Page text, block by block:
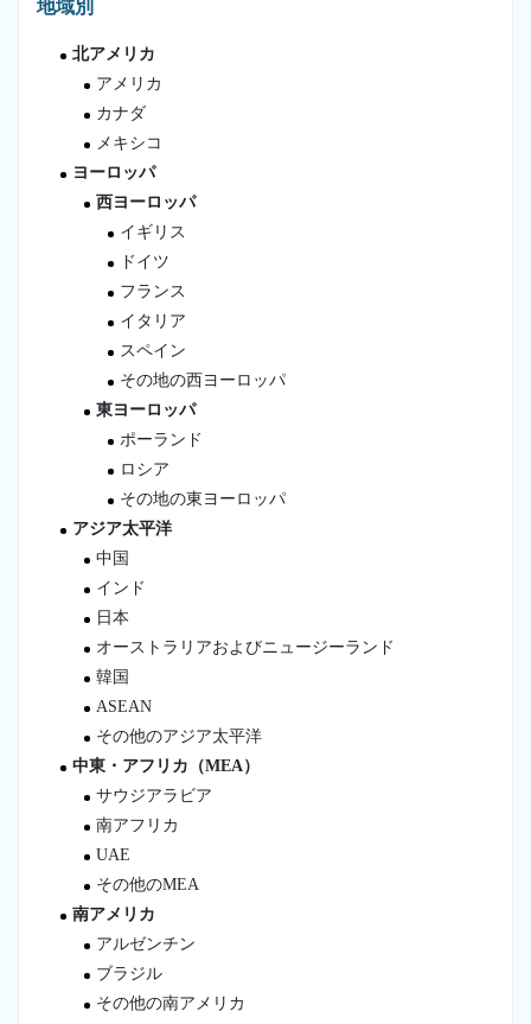
地域別
北アメリカ
アメリカ
カナダ
メキシコ
ヨーロッパ
西ヨーロッパ
イギリス
ドイツ
フランス
イタリア
スペイン
その地の西ヨーロッパ
東ヨーロッパ
ポーランド
ロシア
その地の東ヨーロッパ
アジア太平洋
中国
インド
日本
オーストラリアおよびニュージーランド
韓国
ASEAN
その他のアジア太平洋
中東・アフリカ（MEA）
サウジアラビア
南アフリカ
UAE
その他のMEA
南アメリカ
アルゼンチン
ブラジル
その他の南アメリカ